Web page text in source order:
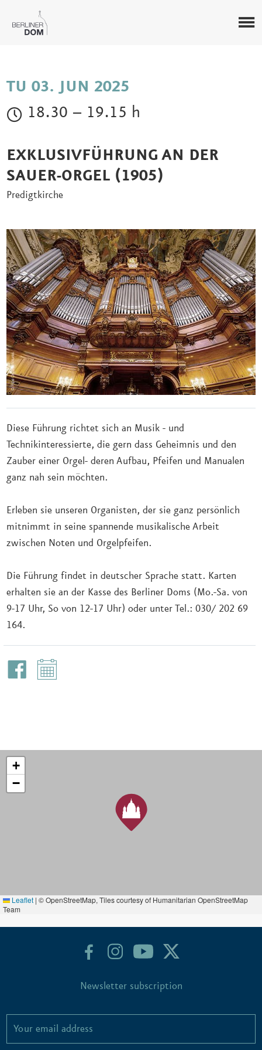
TU 03. JUN 2025
18.30 – 19.15 h
EXKLUSIVFÜHRUNG AN DER
SAUER-ORGEL (1905)
Predigtkirche
Diese Führung richtet sich an Musik - und
Technikinteressierte, die gern dass Geheimnis und den
Zauber einer Orgel- deren Aufbau, Pfeifen und Manualen
ganz nah sein möchten.
Erleben sie unseren Organisten, der sie ganz persönlich
mitnimmt in seine spannende musikalische Arbeit
zwischen Noten und Orgelpfeifen.
Die Führung findet in deutscher Sprache statt. Karten
erhalten sie an der Kasse des Berliner Doms (Mo.-Sa. von
9-17 Uhr, So von 12-17 Uhr) oder unter Tel.: 030/ 202 69
164.
+
−
Leaflet | © OpenStreetMap, Tiles courtesy of Humanitarian OpenStreetMap
Team
Newsletter subscription